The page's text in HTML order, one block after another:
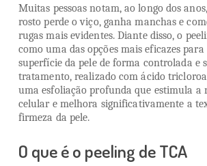
Muitas pessoas notam, ao longo dos
rosto perde o viço, ganha manchas e
rugas mais evidentes. Diante disso, o
como uma das opções mais eficazes
superfície da pele de forma controlada e
tratamento, realizado com ácido
uma esfoliação profunda que estimula a
celular e melhora significativamente a
firmeza da pele.
O que é o peeling de TCA